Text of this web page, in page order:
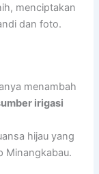
menciptakan
dan foto.
menambah
irigasi
hijau yang
Minangkabau.